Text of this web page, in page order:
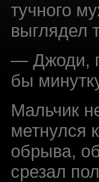
тучного
выглядел
— Джоди,
бы
Мальчик
метнулся
обрыва,
срезал